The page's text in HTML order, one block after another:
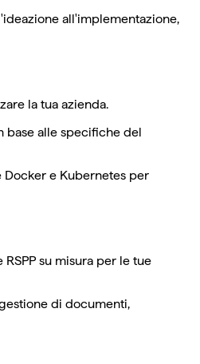
all'implementazione,
la tua azienda.
base alle specifiche del
Docker e Kubernetes per
su misura per le tue
di documenti,